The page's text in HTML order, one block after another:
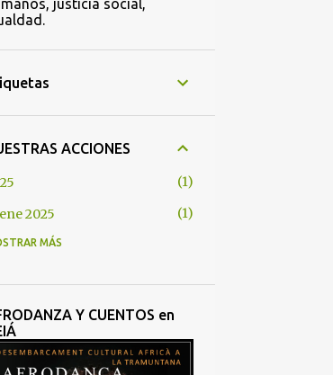
justicia social,
ACCIONES
1
ene 2025
1
2021
1
abr 2021
MÁS
Y CUENTOS en